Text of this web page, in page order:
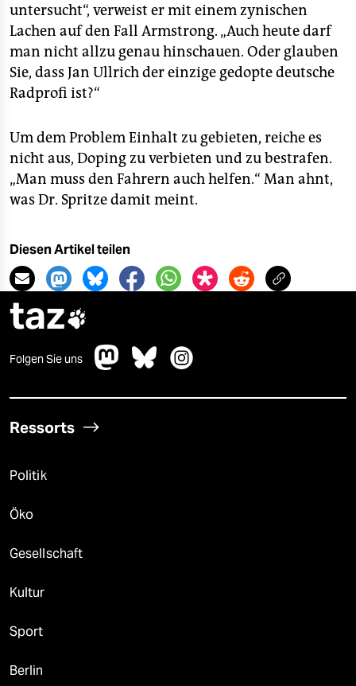
untersucht“, verweist er mit einem zynischen
Lachen auf den Fall Armstrong. „Auch heute darf
man nicht allzu genau hinschauen. Oder glauben
Sie, dass Jan Ullrich der einzige gedopte deutsche
Radprofi ist?“
Um dem Problem Einhalt zu gebieten, reiche es
nicht aus, Doping zu verbieten und zu bestrafen.
„Man muss den Fahrern auch helfen.“ Man ahnt,
was Dr. Spritze damit meint.
Diesen Artikel teilen
taz
Folgen Sie uns
Ressorts
Politik
Öko
Gesellschaft
Kultur
Sport
Berlin